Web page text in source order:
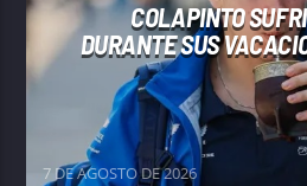
COLAPINTO
DURANTE SUS
7 DE AGOSTO DE 2026